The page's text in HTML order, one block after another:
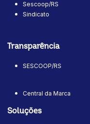
Sescoop/RS
Sindicato
Transparência
SESCOOP/RS
Central da Marca
Soluções